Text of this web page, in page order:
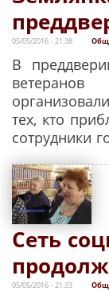
05/05/2016 - 21:38
В
тех, кто
сотрудники
Сеть
05/05/2016 - 21:33